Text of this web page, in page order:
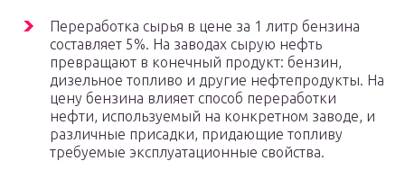
Переработка сырья в цене за 1 литр бензина
составляет 5%. На заводах сырую нефть
превращают в конечный продукт: бензин,
дизельное топливо и другие нефтепродукты. На
цену бензина влияет способ переработки
нефти, используемый на конкретном заводе, и
различные присадки, придающие топливу
требуемые эксплуатационные свойства.